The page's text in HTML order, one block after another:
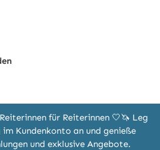
für Reiterinnen 🤍🦄 Leg
Kundenkonto an und genieße
und exklusive Angebote.